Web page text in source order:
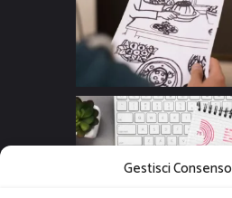
Gestisci